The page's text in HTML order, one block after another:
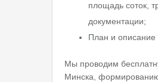
площадь соток,
документации;
План и описание
Мы проводим
Минска,